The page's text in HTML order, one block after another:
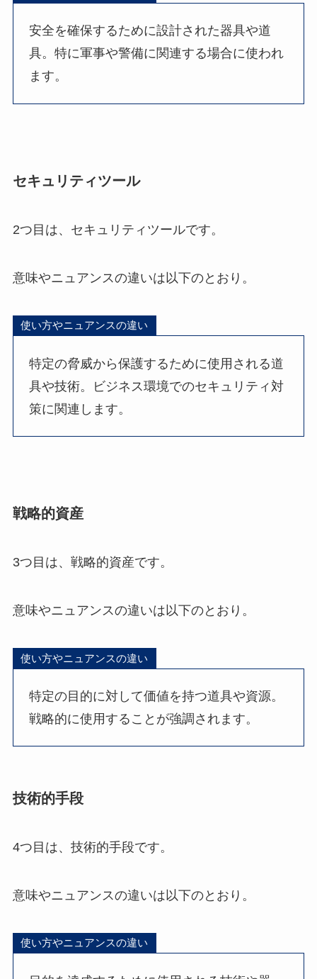
安全を確保するために設計された器具や道
具。特に軍事や警備に関連する場合に使われ
ます。
セキュリティツール
2つ目は、セキュリティツールです。
意味やニュアンスの違いは以下のとおり。
使い方やニュアンスの違い
特定の脅威から保護するために使用される道
具や技術。ビジネス環境でのセキュリティ対
策に関連します。
戦略的資産
3つ目は、戦略的資産です。
意味やニュアンスの違いは以下のとおり。
使い方やニュアンスの違い
特定の目的に対して価値を持つ道具や資源。
戦略的に使用することが強調されます。
技術的手段
4つ目は、技術的手段です。
意味やニュアンスの違いは以下のとおり。
使い方やニュアンスの違い